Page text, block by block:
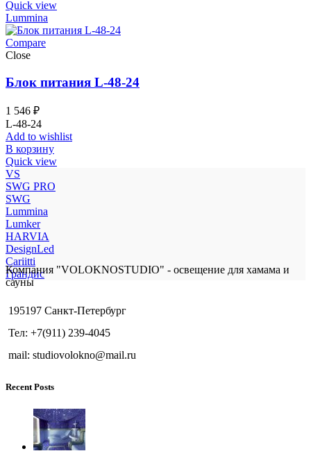
Quick view
Lummina
Compare
Close
Блок питания L-48-24
1 546 ₽
L-48-24
Add to wishlist
В корзину
Quick view
VS
SWG PRO
SWG
Lummina
Lumker
HARVIA
DesignLed
Cariitti
Грандис
Компания "VOLOKNOSTUDIO" - освещение для хамама и
сауны
195197 Санкт-Петербург
Тел: +7(911) 239-4045
mail: studiovolokno@mail.ru
Recent Posts